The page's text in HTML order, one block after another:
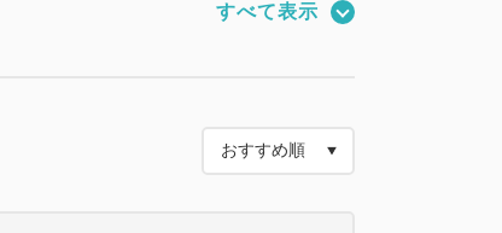
すべて表示